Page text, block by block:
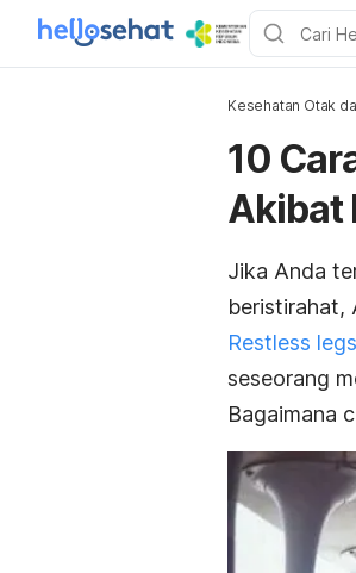
Kesehatan Otak
10
Akibat
Jika Anda
beristirahat,
Restless
seseorang
Bagaimana